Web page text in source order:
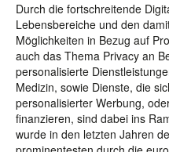
Durch die fortschreitende
Lebensbereiche und den
Möglichkeiten in Bezug auf
auch das Thema Privacy an
personalisierte
Medizin, sowie Dienste, die
personalisierter Werbung,
finanzieren, sind dabei ins
wurde in den letzten Jahren